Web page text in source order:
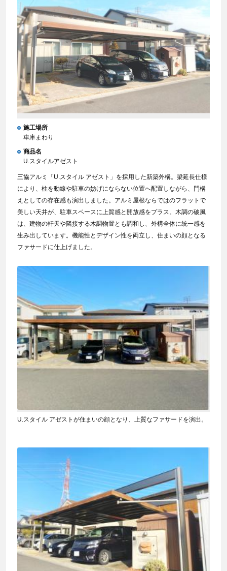
施工場所
車庫まわり
商品名
U.スタイルアゼスト
三協アルミ「U.スタイル アゼスト」を採用した新築外構。梁延長仕様
により、柱を動線や駐車の妨げにならない位置へ配置しながら、門構
えとしての存在感も演出しました。アルミ屋根ならではのフラットで
美しい天井が、駐車スペースに上質感と開放感をプラス。木調の破風
は、建物の軒天や隣接する木調物置とも調和し、外構全体に統一感を
生み出しています。機能性とデザイン性を両立し、住まいの顔となる
ファサードに仕上げました。
U.スタイル アゼストが住まいの顔となり、上質なファサードを演出。